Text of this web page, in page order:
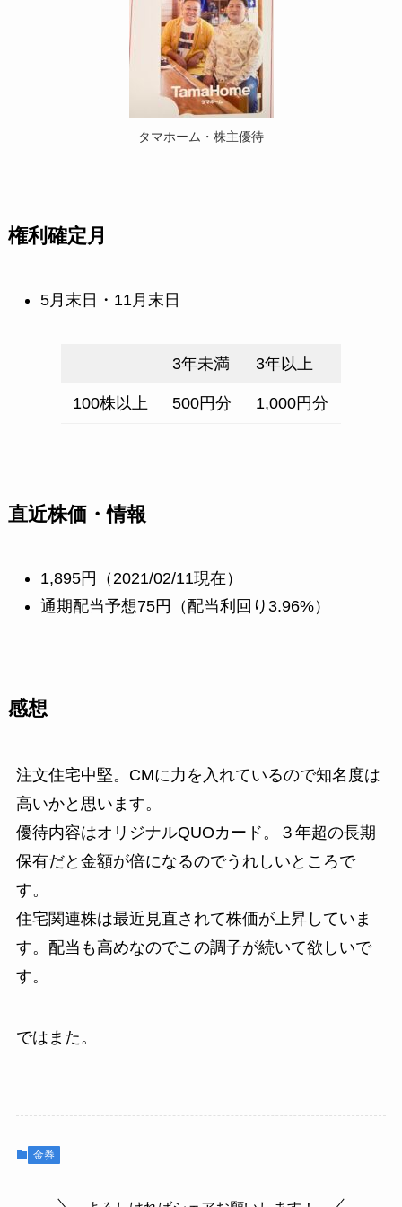
タマホーム・株主優待
権利確定月
5月末日・11月末日
3年未満 3年以上
100株以上 500円分 1,000円分
直近株価・情報
1,895円（2021/02/11現在）
通期配当予想75円（配当利回り3.96%）
感想
注文住宅中堅。CMに力を入れているので知名度は
高いかと思います。
優待内容はオリジナルQUOカード。３年超の長期
保有だと金額が倍になるのでうれしいところで
す。
住宅関連株は最近見直されて株価が上昇していま
す。配当も高めなのでこの調子が続いて欲しいで
す。
ではまた。
金券